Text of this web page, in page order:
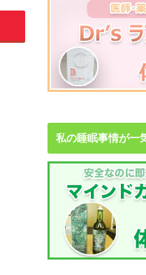
私の睡眠事情が一